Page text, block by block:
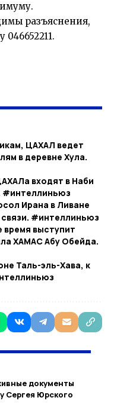
разъяснения,
ЦАХАЛ ведет
в деревне Хула.
входят в Наби
#интеллиньюз
Ирана в Ливане
#интеллиньюз
выступит
ХАМАС Абу Обейда.
Таль-эль-Хава, к
документы
Сергея Юрского